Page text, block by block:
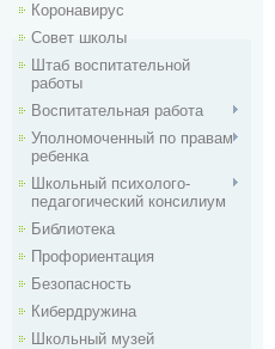
Коронавирус
Совет школы
Штаб воспитательной
работы
Воспитательная работа
Уполномоченный по правам
ребенка
Школьный психолого-
педагогический консилиум
Библиотека
Профориентация
Безопасность
Кибердружина
Школьный музей